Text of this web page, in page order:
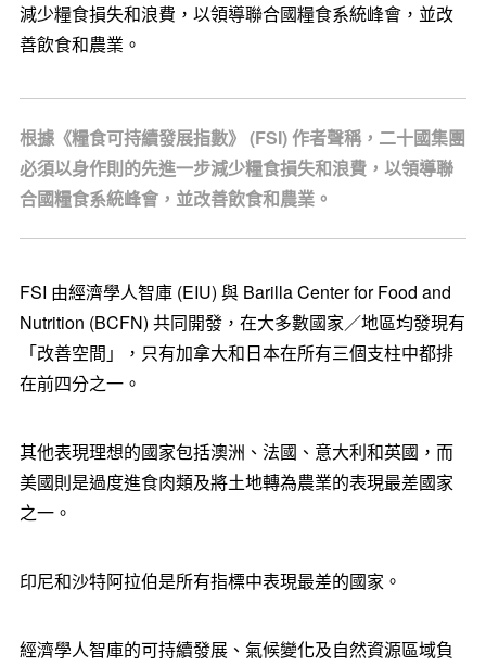
減少糧食損失和浪費，以領導聯合國糧食系統峰會，並改
善飲食和農業。
根據《糧食可持續發展指數》 (FSI) 作者聲稱，二十國集團
必須以身作則的先進一步減少糧食損失和浪費，以領導聯
合國糧食系統峰會，並改善飲食和農業。
FSI 由經濟學人智庫 (EIU) 與 Barilla Center for Food and
Nutrition (BCFN) 共同開發，在大多數國家／地區均發現有
「改善空間」，只有加拿大和日本在所有三個支柱中都排
在前四分之一。
其他表現理想的國家包括澳洲、法國、意大利和英國，而
美國則是過度進食肉類及將土地轉為農業的表現最差國家
之一。
印尼和沙特阿拉伯是所有指標中表現最差的國家。
經濟學人智庫的可持續發展、氣候變化及自然資源區域負